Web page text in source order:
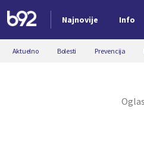
Najnovije Info
Nova vest
Aktuelno Bolesti Prevencija